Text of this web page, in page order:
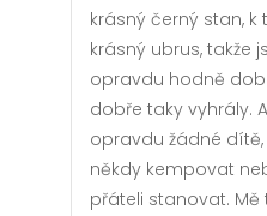
krásný černý stan,
krásný ubrus, takže
opravdu hodně
dobře taky vyhrály.
opravdu žádné
někdy kempovat
přáteli stanovat.